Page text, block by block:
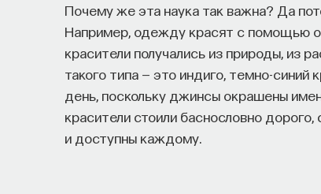
Почему же эта наука так важна? Да
Например, одежду красят с помощью
красители получались из природы, из
такого типа — это индиго, темно-
день, поскольку джинсы окрашены
красители стоили баснословно
и доступны каждому.